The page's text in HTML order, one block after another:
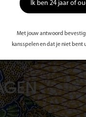
Ik ben 24 jaar of
Met jouw antwoord bevestig
kansspelen en dat je niet bent